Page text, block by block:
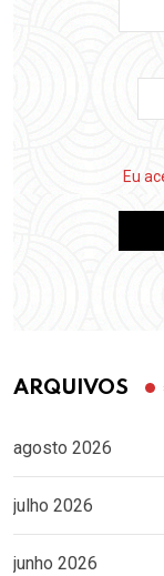
Eu
ARQUIVOS
agosto 2026
julho 2026
junho 2026